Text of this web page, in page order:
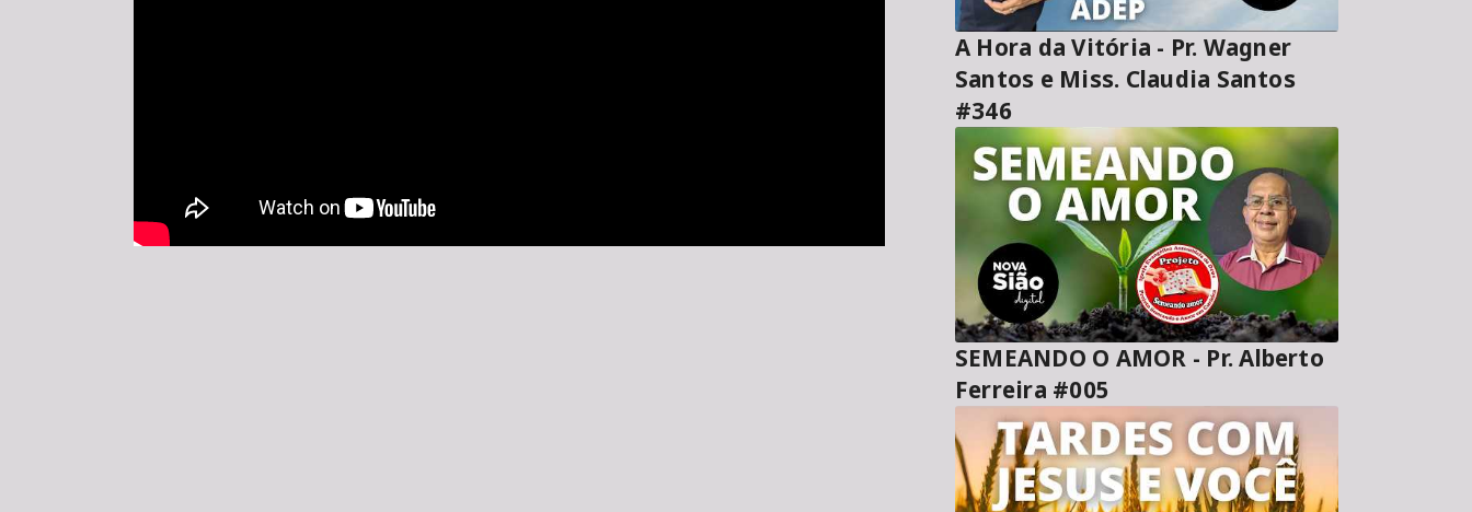
A Hora da Vitória - Pr. Wagner
Santos e Miss. Claudia Santos
#346
SEMEANDO O AMOR - Pr. Alberto
Ferreira #005